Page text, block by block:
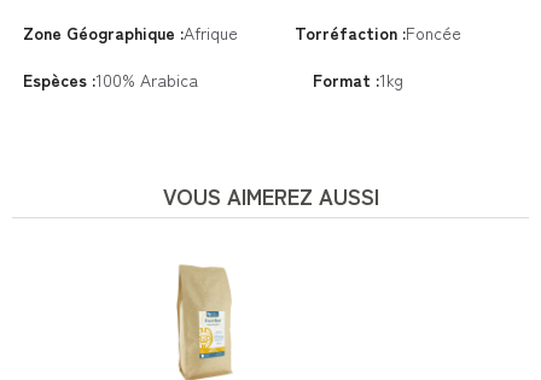
Zone Géographique :Afrique Torréfaction :Foncée
Espèces :100% Arabica Format :1kg
VOUS AIMEREZ AUSSI